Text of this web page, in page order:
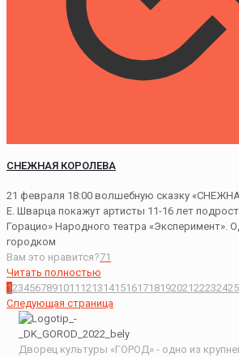
СНЕЖНАЯ КОРОЛЕВА
21 февраля 18:00 волшебную сказку
Е. Шварца покажут артисты 11-16 лет
Горацио» Народного театра «Эксперимент».
городком
Вам это нравится?71
Читать полностью
1234567891011 1213141516171819202122232425
Следующая страница
Дворец культуры «ГОРОД» - одно из